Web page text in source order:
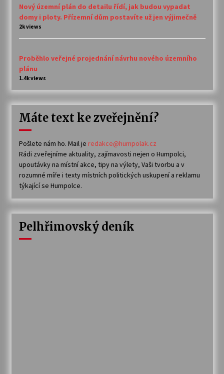
Nový územní plán do detailu řídí, jak budou vypadat
domy i ploty. Přízemní dům postavíte už jen výjimečně
2k views
Proběhlo veřejné projednání návrhu nového územního
plánu
1.4k views
Máte text ke zveřejnění?
Pošlete nám ho. Mail je redakce@humpolak.cz
Rádi zveřejníme aktuality, zajímavosti nejen o Humpolci,
upoutávky na místní akce, tipy na výlety, Vaši tvorbu a v
rozumné míře i texty místních politických uskupení a reklamu
týkající se Humpolce.
Pelhřimovský deník